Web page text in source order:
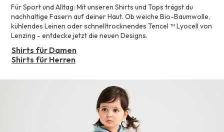
Für Sport und Alltag: Mit unseren Shirts und Tops trägst du
nachhaltige Fasern auf deiner Haut. Ob weiche Bio-Baumwolle,
kühlendes Leinen oder schnelltrocknendes Tencel ™ Lyocell von
Lenzing - entdecke jetzt die neuen Designs.
Shirts für Damen
Shirts für Herren